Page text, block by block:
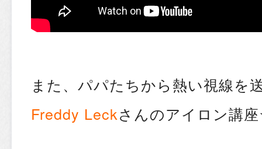
また、パパたちから熱い視線を
Freddy Leckさんのアイロン講